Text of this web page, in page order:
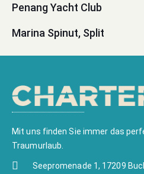
Penang Yacht Club
Marina Spinut, Split
Mit uns finden Sie immer das
Traumurlaub.
Seepromenade 1, 17209